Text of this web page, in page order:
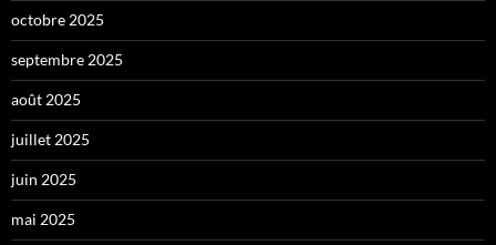
octobre 2025
septembre 2025
août 2025
juillet 2025
juin 2025
mai 2025